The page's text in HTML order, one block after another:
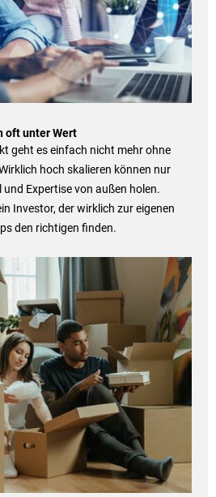
oft unter Wert
geht es einfach nicht mehr ohne
hoch skalieren können nur
Expertise von außen holen.
Investor, der wirklich zur eigenen
den richtigen finden.